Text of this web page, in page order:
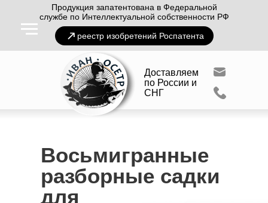
Продукция запатентована в Федеральной
службе по Интеллектуальной собственности РФ
реестр изобретений Роспатента
Доставляем
по России и
СНГ
Восьмигранные
разборные садки
для